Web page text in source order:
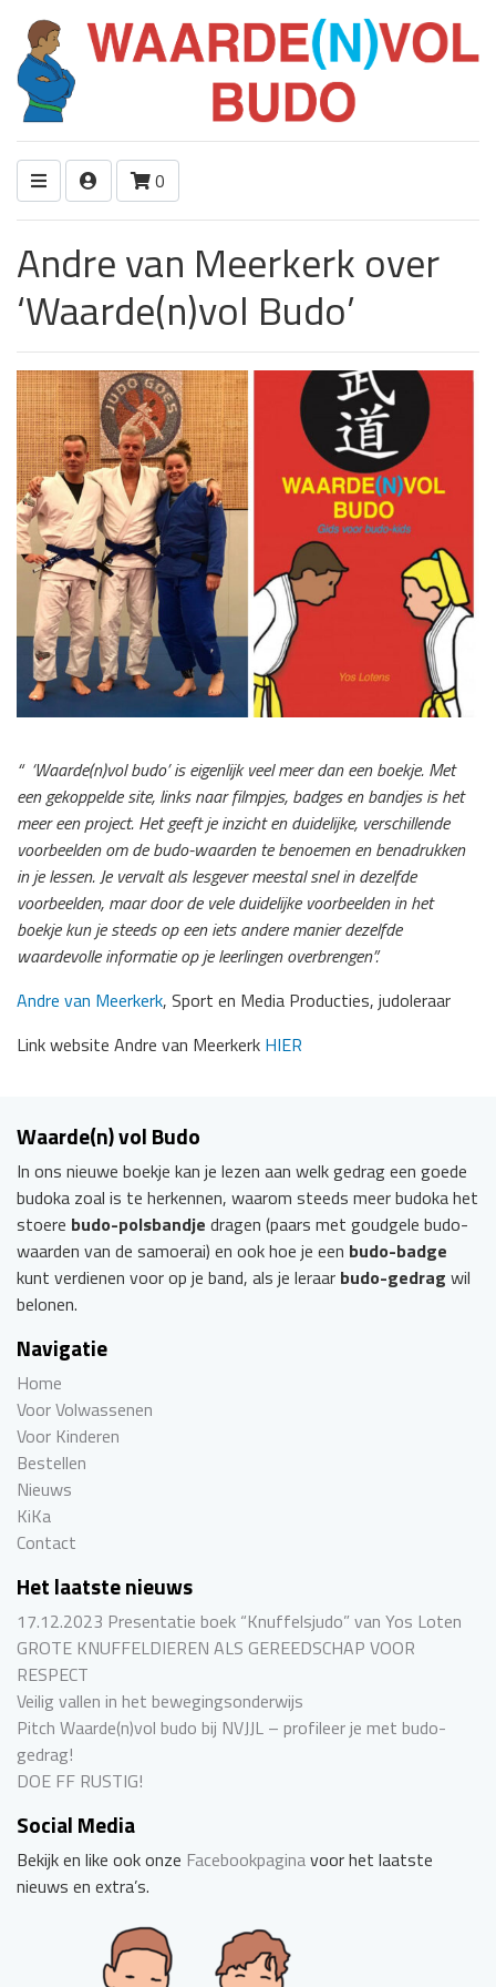
0
Andre van Meerkerk over
‘Waarde(n)vol Budo’
“ ‘Waarde(n)vol budo’ is eigenlijk veel meer dan een boekje. Met
een gekoppelde site, links naar filmpjes, badges en bandjes is het
meer een project. Het geeft je inzicht en duidelijke, verschillende
voorbeelden om de budo-waarden te benoemen en benadrukken
in je lessen. Je vervalt als lesgever meestal snel in dezelfde
voorbeelden, maar door de vele duidelijke voorbeelden in het
boekje kun je steeds op een iets andere manier dezelfde
waardevolle informatie op je leerlingen overbrengen”.
Andre van Meerkerk, Sport en Media Producties, judoleraar
Link website Andre van Meerkerk HIER
Waarde(n) vol Budo
In ons nieuwe boekje kan je lezen aan welk gedrag een goede
budoka zoal is te herkennen, waarom steeds meer budoka het
stoere budo-polsbandje dragen (paars met goudgele budo-
waarden van de samoerai) en ook hoe je een budo-badge
kunt verdienen voor op je band, als je leraar budo-gedrag wil
belonen.
Navigatie
Home
Voor Volwassenen
Voor Kinderen
Bestellen
Nieuws
KiKa
Contact
Het laatste nieuws
17.12.2023 Presentatie boek “Knuffelsjudo” van Yos Loten
GROTE KNUFFELDIEREN ALS GEREEDSCHAP VOOR
RESPECT
Veilig vallen in het bewegingsonderwijs
Pitch Waarde(n)vol budo bij NVJJL – profileer je met budo-
gedrag!
DOE FF RUSTIG!
Social Media
Bekijk en like ook onze Facebookpaginavoor het laatste
nieuws en extra’s.